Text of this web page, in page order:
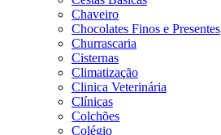
Chaveiro
Chocolates Finos e Presentes
Churrascaria
Cisternas
Climatização
Clinica Veterinária
Clínicas
Colchões
Colégio